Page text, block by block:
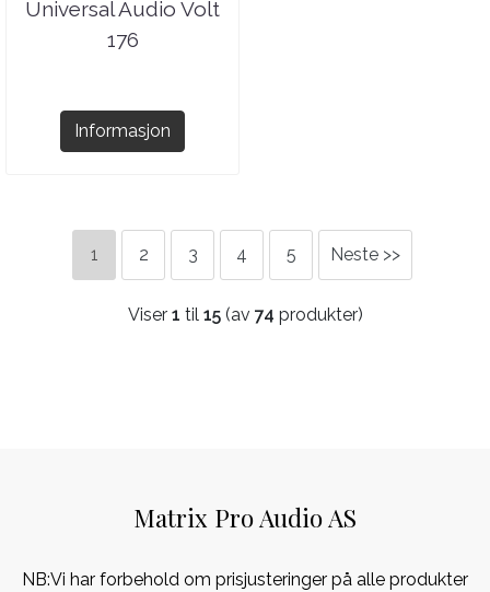
Universal Audio Volt
176
Informasjon
1 2 3 4 5 Neste >>
Viser 1 til 15(av 74 produkter)
Matrix Pro Audio AS
NB:Vi har forbehold om prisjusteringer på alle produkter